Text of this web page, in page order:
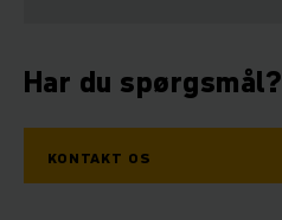
Har du spørgsmål?
KONTAKT OS